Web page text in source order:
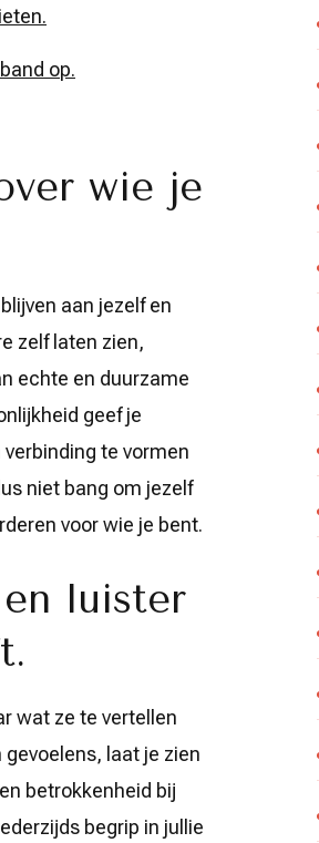
op.
wie je
aan jezelf en
zelf laten zien,
echte en duurzame
geef je
te vormen
niet bang om jezelf
voor wie je bent.
luister
wat ze te vertellen
laat je zien
betrokkenheid bij
begrip in jullie